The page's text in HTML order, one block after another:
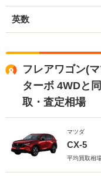
英数
フレアワゴン(
ターボ 4WDと
取・査定相場
マツダ
CX-5
平均買取相